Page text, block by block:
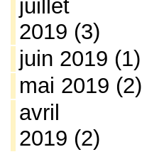
juillet
2019 (3)
juin 2019 (1)
mai 2019 (2)
avril
2019 (2)